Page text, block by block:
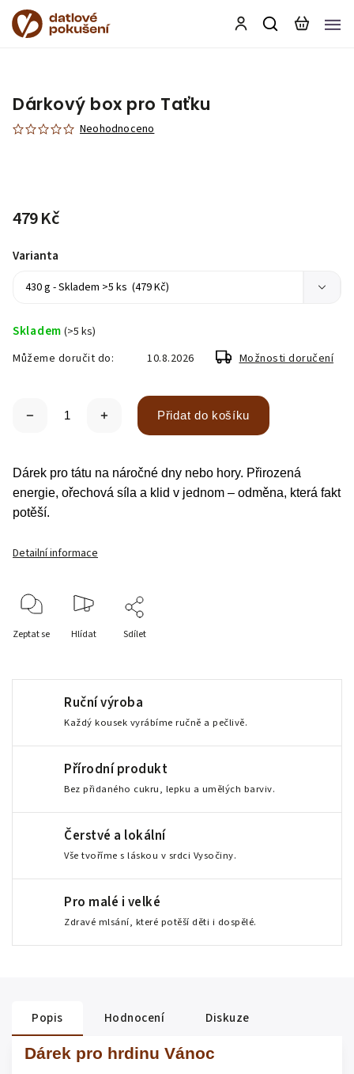
Dárkový box pro Taťku
Neohodnoceno
479 Kč
Skladem (>5 ks)
Můžeme doručit do:
10.8.2026 Možnosti doručení
Varianta
Přidat do košíku
Dárek pro tátu na náročné dny nebo hory. Přirozená
energie, ořechová síla a klid v jednom – odměna, která fakt
potěší.
Detailní informace
Zeptat se Hlídat Sdílet
Ruční výroba
Každý kousek vyrábíme ručně a pečlivě.
Přírodní produkt
Bez přidaného cukru, lepku a umělých barviv.
Čerstvé a lokální
Vše tvoříme s láskou v srdci Vysočiny.
Pro malé i velké
Zdravé mlsání, které potěší děti i dospělé.
Popis Hodnocení Diskuze
Dárek pro hrdinu Vánoc